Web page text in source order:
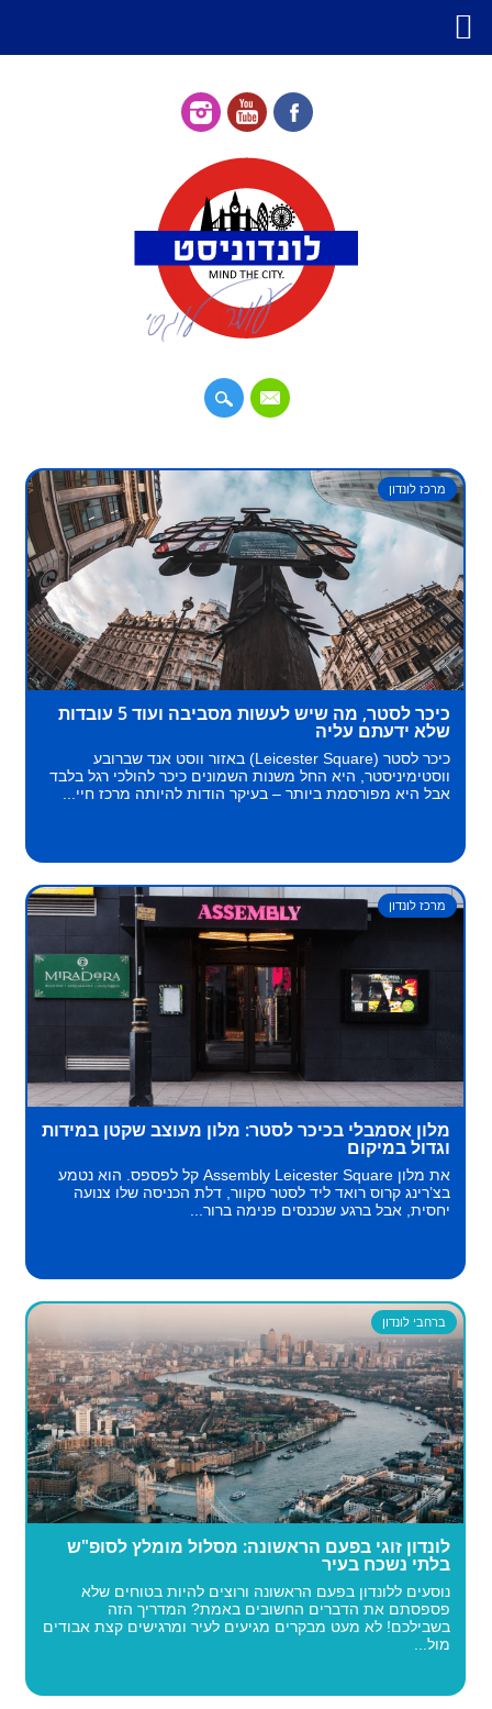
לתוכןמרכז לונדון
כיכר לסטר, מה שיש לעשות מסביבה ועוד 5 עובדות
שלא ידעתם עליה
כיכר לסטר (Leicester Square) באזור ווסט אנד שברובע
ווסטימיניסטר, היא החל משנות השמונים כיכר להולכי רגל בלבד
אבל היא מפורסמת ביותר – בעיקר הודות להיותה מרכז חיי...
מרכז לונדון
מלון אסמבלי בכיכר לסטר: מלון מעוצב שקטן במידות
וגדול במיקום
את מלון Assembly Leicester Square קל לפספס. הוא נטמע
בצ’רינג קרוס רואד ליד לסטר סקוור, דלת הכניסה שלו צנועה
יחסית, אבל ברגע שנכנסים פנימה ברור...
ברחבי לונדון
לונדון זוגי בפעם הראשונה: מסלול מומלץ לסופ"ש
בלתי נשכח בעיר
נוסעים ללונדון בפעם הראשונה ורוצים להיות בטוחים שלא
פספסתם את הדברים החשובים באמת? המדריך הזה
בשבילכם! לא מעט מבקרים מגיעים לעיר ומרגישים קצת אבודים
מול...